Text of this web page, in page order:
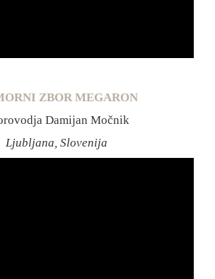
ZBOR MEGARON
Damijan Močnik
Ljubljana, Slovenija